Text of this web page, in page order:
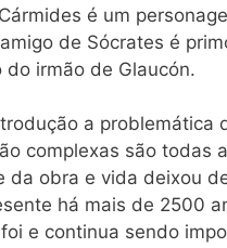
é um
de Sócrates é
do irmão de Glaucón.
a problemática
complexas são todas
da obra e vida deixou
há mais de 2500
foi e continua sendo